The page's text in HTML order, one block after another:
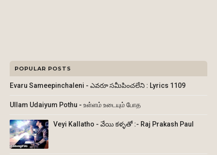
POPULAR POSTS
Evaru Sameepinchaleni - ఎవరూ సమీపించలేని : Lyrics 1109
Ullam Udaiyum Pothu - உள்ளம் உடையும் போத
Veyi Kallatho - వేయి కళ్ళతో :- Raj Prakash Paul